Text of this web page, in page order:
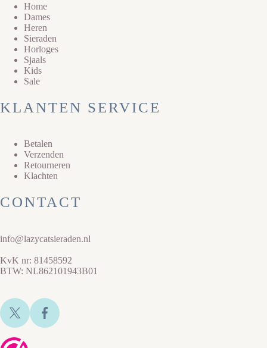
Home
Dames
Heren
Sieraden
Horloges
Sjaals
Kids
Sale
KLANTEN SERVICE
Betalen
Verzenden
Retourneren
Klachten
CONTACT
info@lazycatsieraden.nl
KvK nr: 81458592
BTW: NL862101943B01